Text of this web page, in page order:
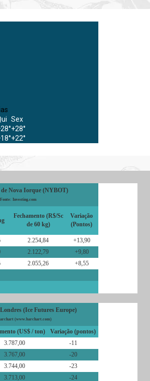
Sex
28°+28°
18°+22°
de Nova Iorque (NYBOT)
Fonte: Investing.com
Fechamento (R$/Sc
de 60 kg)
Variação
(Pontos)
2.254,84
+13,90
2.122,79
+9,80
2.055,26
+8,55
(Ice Futures Europe)
(www.barchart.com)
(US$ / ton)
Variação (pontos)
3.787,00
-11
3.767,00
-20
3.744,00
-23
3.713,00
-24